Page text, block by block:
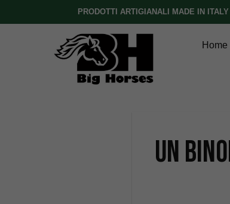
PRODOTTI ARTIGIANALI MADE IN ITALY
Home
Un